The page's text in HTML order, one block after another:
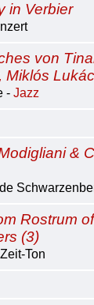
in Verbier
von
Miklós
- Jazz
&
Rostrum of
(3)
Ton